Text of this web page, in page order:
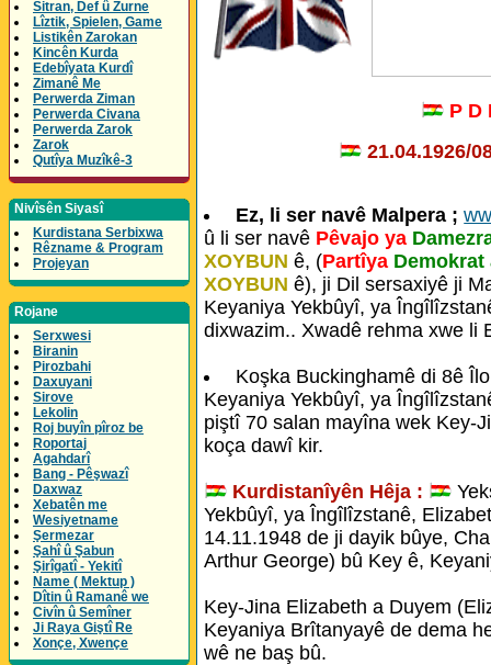
Sitran, Def û Zurne
Lîztik, Spielen, Game
Listikên Zarokan
Kincên Kurda
Edebîyata Kurdî
Zimanê Me
Perwerda Ziman
Perwerda Civana
Perwerda Zarok
Zarok
Qutîya Muzîkê-3
Nivîsên Siyasî
Kurdistana Serbixwa
Rêzname & Program
Projeyan
Rojane
Serxwesi
Biranin
Pirozbahi
Daxuyani
Sirove
Lekolin
Roj buyîn pîroz be
Roportaj
Agahdarî
Bang - Pêşwazî
Daxwaz
Xebatên me
Wesiyetname
Şermezar
Şahî û Şabun
Şirîgatî - Yekitî
Name ( Mektup )
Dîtin û Ramanê we
Civîn û Semîner
Ji Raya Giştî Re
Xonçe, Xwençe
P D
21.04.1926/
Ez, li ser navê Malpera ;
û li ser navê Pêvajo ya
XOYBUN ê, (Partîya
XOYBUN ê), ji Dil sersaxiyê ji
Keyaniya Yekbûyî, ya
dixwazim.. Xwadê rehma xwe li
Koşka Buckinghamê di 8ê
Keyaniya Yekbûyî, ya
piştî 70 salan mayîna wek Key-
koça dawî kir.
Kurdistanîyên Hêja :
Yekbûyî, ya Îngîlîzstanê,
14.11.1948 de ji dayik bûye,
Arthur George) bû Key ê,
Key-Jina Elizabeth a Duyem
Keyaniya Brîtanyayê de dema
wê ne baş bû.